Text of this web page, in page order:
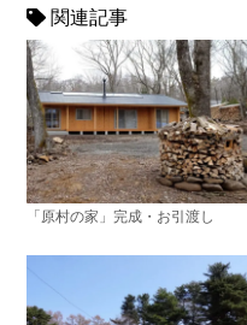
関連記事
「原村の家」完成・お引渡し